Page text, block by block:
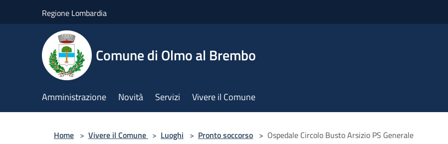
Regione Lombardia
Comune di Olmo al Brembo
Amministrazione Novità Servizi Vivere il Comune
Home > Vivere il Comune > Luoghi > Pronto soccorso > Ospedale Circolo Busto Arsizio PS Generale